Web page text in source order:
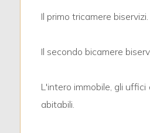
Il primo tricamere biservizi.
Il secondo bicamere
L'intero immobile, gli
abitabili.